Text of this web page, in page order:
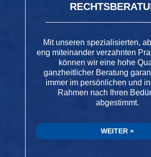
Mit unseren spezialisierten,
eng miteinander verzahnten
können wir eine hohe
ganzheitlicher Beratung
immer im persönlichen und
Rahmen nach Ihren
abgestimmt.
WEITER